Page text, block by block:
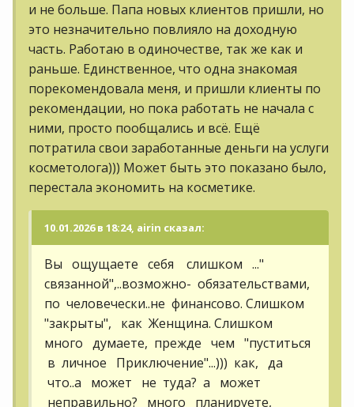
и не больше. Папа новых клиентов пришли, но
это незначительно повлияло на доходную
часть. Работаю в одиночестве, так же как и
раньше. Единственное, что одна знакомая
порекомендовала меня, и пришли клиенты по
рекомендации, но пока работать не начала с
ними, просто пообщались и всё. Ещё
потратила свои заработанные деньги на услуги
косметолога))) Может быть это показано было,
перестала экономить на косметике.
10.01.2026 в 18:24, airin сказал:
Вы ощущаете себя слишком ..."
связанной",..возможно- обязательствами,
по человечески..не финансово. Слишком
"закрыты", как Женщина. Слишком
много думаете, прежде чем "пуститься
в личное Приключение"...))) как, да
что..а может не туда? а может
неправильно? много планируете,